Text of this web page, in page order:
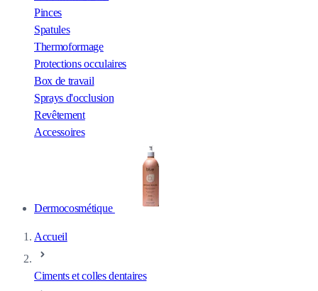
Pinces
Spatules
Thermoformage
Protections occulaires
Box de travail
Sprays d'occlusion
Revêtement
Accessoires
Dermocosmétique
Accueil
Ciments et colles dentaires